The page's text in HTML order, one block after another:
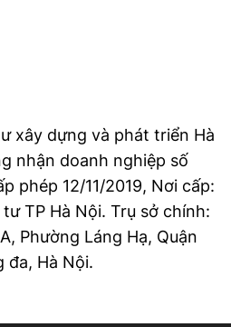
xây dựng và phát triển Hà
nhận doanh nghiệp số
phép 12/11/2019, Nơi cấp:
TP Hà Nội. Trụ sở chính:
Phường Láng Hạ, Quận
đa, Hà Nội.